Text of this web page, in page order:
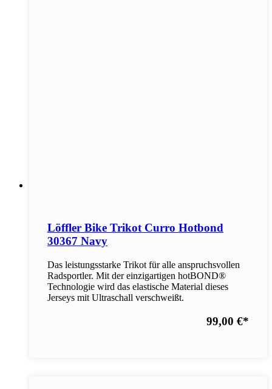
Löffler Bike Trikot Curro Hotbond
30367 Navy
Das leistungsstarke Trikot für alle anspruchsvollen
Radsportler. Mit der einzigartigen hotBOND®
Technologie wird das elastische Material dieses
Jerseys mit Ultraschall verschweißt.
99,00 €*